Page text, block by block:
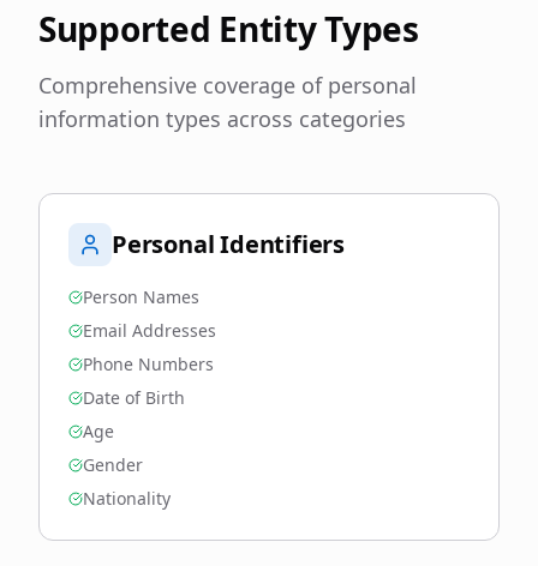
Supported Entity Types
Comprehensive coverage of personal
information types across categories
Personal Identifiers
Person Names
Email Addresses
Phone Numbers
Date of Birth
Age
Gender
Nationality